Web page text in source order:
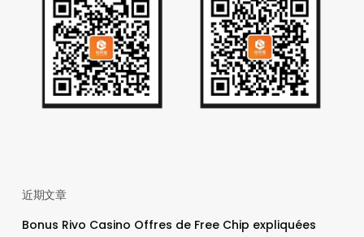
近期文章
Bonus Rivo Casino Offres de Free Chip expliquées